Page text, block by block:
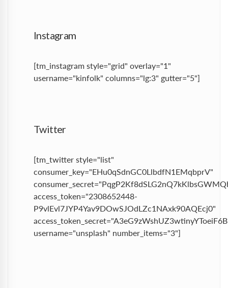
Instagram
[tm_instagram style="grid" overlay="1"
username="kinfolk" columns="lg:3" gutter="5"]
Twitter
[tm_twitter style="list"
consumer_key="EHu0qSdnGC0LlbdfN1EMqbprV"
access_token="2308652448-
P9vlEvl7JYP4Yav9DOwSJOdLZc1NAxk90AQEcj0"
username="unsplash" number_items="3"]